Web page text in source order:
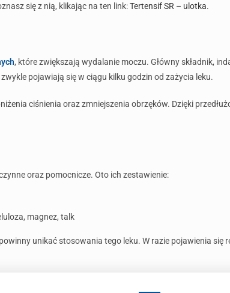
się z nią, klikając na ten link:Tertensif SR – ulotka.
, które zwiększają wydalanie moczu. Główny składnik,
pojawiają się w ciągu kilku godzin od zażycia leku.
ciśnienia oraz zmniejszenia obrzęków. Dzięki
oraz pomocnicze. Oto ich zestawienie:
magnez, talk
unikać stosowania tego leku. W razie pojawienia się